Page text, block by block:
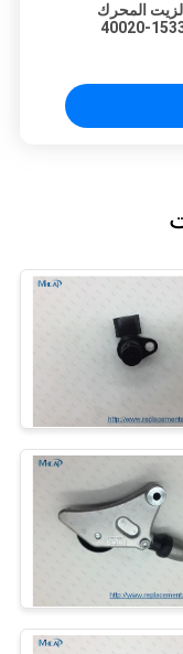
المحرك
متغير توقيت اللولبي 15330-40020